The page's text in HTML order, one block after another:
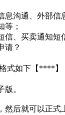
息沟通、外部信
等；
信、买卖通知短
请？
式如下【****】
。
后就可以正式